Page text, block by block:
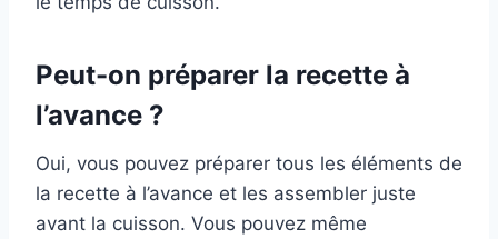
Peut-on préparer la recette à
l’avance ?
Oui, vous pouvez préparer tous les éléments de
la recette à l’avance et les assembler juste
avant la cuisson. Vous pouvez même